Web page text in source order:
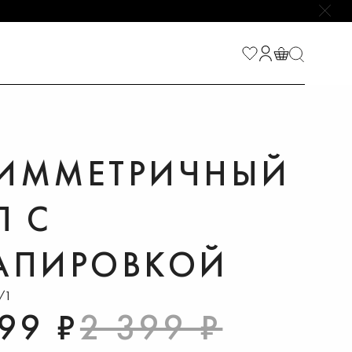
С
₽2 399 ₽